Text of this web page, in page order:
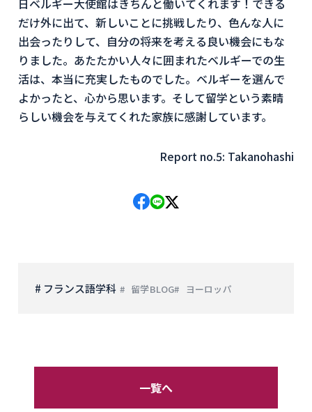
日ベルギー大使館はきちんと働いてくれます！できる
だけ外に出て、新しいことに挑戦したり、色んな人に
出会ったりして、自分の将来を考える良い機会にもな
りました。あたたかい人々に囲まれたベルギーでの生
活は、本当に充実したものでした。ベルギーを選んで
よかったと、心から思います。そして留学という素晴
らしい機会を与えてくれた家族に感謝しています。
Report no.5: Takanohashi
# フランス語学科 留学BLOG ヨーロッパ
一覧へ